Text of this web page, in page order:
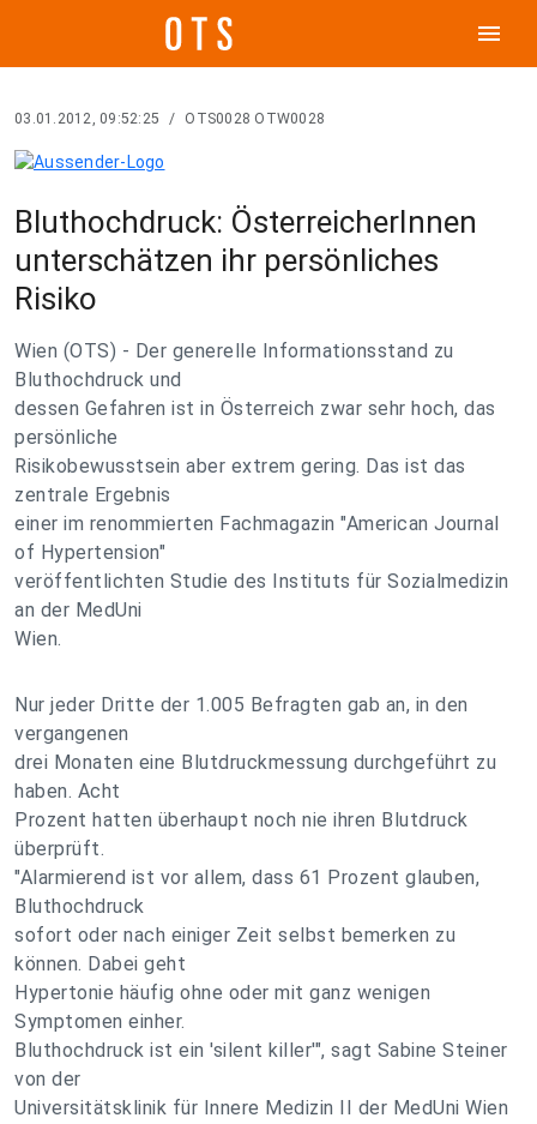
menu
03.01.2012, 09:52:25 / OTS0028 OTW0028
Bluthochdruck: ÖsterreicherInnen
unterschätzen ihr persönliches
Risiko
Wien (OTS) - Der generelle Informationsstand zu
Bluthochdruck und
dessen Gefahren ist in Österreich zwar sehr hoch, das
persönliche
Risikobewusstsein aber extrem gering. Das ist das
zentrale Ergebnis
einer im renommierten Fachmagazin "American Journal
of Hypertension"
veröffentlichten Studie des Instituts für Sozialmedizin
an der MedUni
Wien.
Nur jeder Dritte der 1.005 Befragten gab an, in den
vergangenen
drei Monaten eine Blutdruckmessung durchgeführt zu
haben. Acht
Prozent hatten überhaupt noch nie ihren Blutdruck
überprüft.
"Alarmierend ist vor allem, dass 61 Prozent glauben,
Bluthochdruck
sofort oder nach einiger Zeit selbst bemerken zu
können. Dabei geht
Hypertonie häufig ohne oder mit ganz wenigen
Symptomen einher.
Bluthochdruck ist ein 'silent killer'", sagt Sabine Steiner
von der
Universitätsklinik für Innere Medizin II der MedUni Wien